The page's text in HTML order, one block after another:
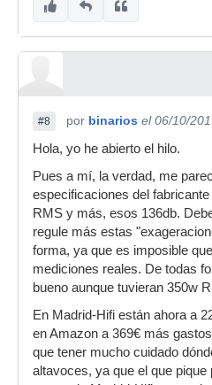
#8 por binarios el 06/10/
Hola, yo he abierto el hilo.
Pues a mí, la verdad, me
especificaciones del
RMS y más, esos 136db.
regule más estas
forma, ya que es imposible
mediciones reales. De todas
bueno aunque tuvieran 350w
En Madrid-Hifi están ahora a
en Amazon a 369€ más
que tener mucho cuidado
altavoces, ya que el que